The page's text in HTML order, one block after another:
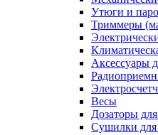
Утюги и
Триммеры
Аксессуары
Весы
Дозаторы
Сушилки для